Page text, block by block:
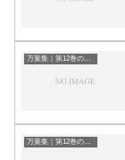
万葉集｜第12巻の和歌一覧
万葉集｜第12巻の和歌一覧